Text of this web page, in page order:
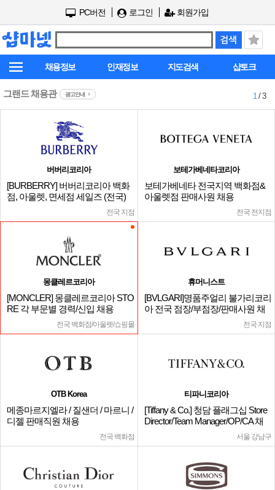
PC버전 로그인 회원가입
채용정보 인재정보 지도검색 샵토크
그랜드 채용관 광고안내 1/ 3
버버리코리아
[BURBERRY] 버버리코리아 백화
점, 아울렛, 면세점 세일즈 (전국)
전국 지점
보테가베네타코리아
보테가베네타 전국지역 백화점&
아울렛점 판매사원 채용
전국 전지점
몽클레르코리아
[MONCLER] 몽클레르코리아 STO
RE 각 부문별 경력/신입 채용
전국 백화점/아울렛/쇼핑몰
휴머니스트
[BVLGARI]명품주얼리 불가리코리
아 전국 점장/부점장/판매사원 채
전국 지점
OTB Korea
메종마르지엘라 / 질샌더 / 마르니 /
디젤 판매직원 채용
전국 백화점
티파니코리아
[Tiffany & Co.] 청담 플래그십 Store
Director/Team Manager/OP/CA 채
서울 강남구